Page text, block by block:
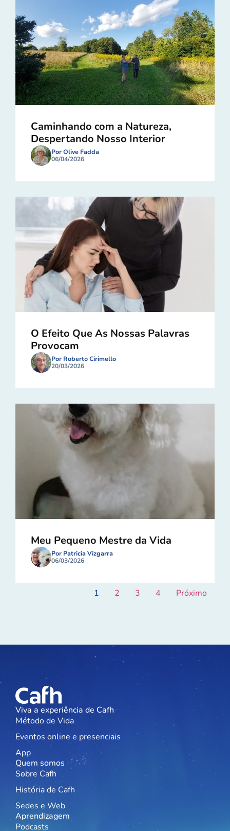
Caminhando com a Natureza,
Despertando Nosso Interior
Por Olive Fadda
06/04/2026
O Efeito Que As Nossas Palavras
Provocam
Por Roberto Cirimello
20/03/2026
Meu Pequeno Mestre da Vida
Por Patricia Vizgarra
06/03/2026
1 2 3 4 Próximo
Viva a experiência de Cafh
Método de Vida
Eventos online e presenciais
App
Quem somos
Sobre Cafh
História de Cafh
Sedes e Web
Aprendizagem
Podcasts